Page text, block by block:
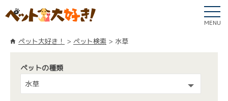
MENU
ペット大好き！ ペット検索 水草
ペットの種類
水草